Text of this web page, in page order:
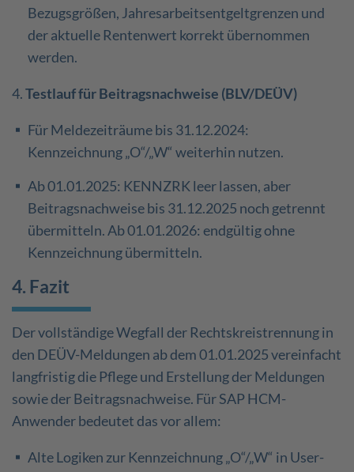
Bezugsgrößen, Jahresarbeitsentgeltgrenzen und
der aktuelle Rentenwert korrekt übernommen
werden.
4.Testlauf für Beitragsnachweise (BLV/DEÜV)
Für Meldezeiträume bis 31.12.2024:
Kennzeichnung „O“/„W“ weiterhin nutzen.
Ab 01.01.2025: KENNZRK leer lassen, aber
Beitragsnachweise bis 31.12.2025 noch getrennt
übermitteln. Ab 01.01.2026: endgültig ohne
Kennzeichnung übermitteln.
4. Fazit
Der vollständige Wegfall der Rechtskreistrennung in
den DEÜV-Meldungen ab dem 01.01.2025 vereinfacht
langfristig die Pflege und Erstellung der Meldungen
sowie der Beitragsnachweise. Für SAP HCM-
Anwender bedeutet das vor allem:
Alte Logiken zur Kennzeichnung „O“/„W“ in User-